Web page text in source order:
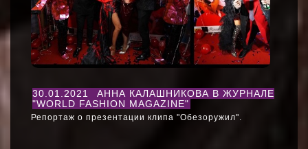
30.01.2021
АННА КАЛАШНИКОВА В ЖУРНАЛЕ
"WORLD FASHION MAGAZINE"
Репортаж о презентации клипа "Обезоружил".